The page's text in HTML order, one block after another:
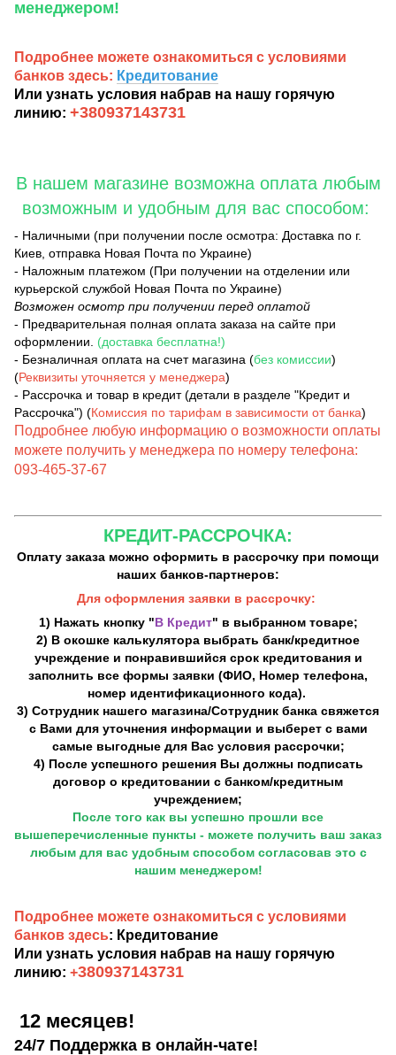
менеджером!
Подробнее можете ознакомиться с условиями
банков здесь: Кредитование
Или узнать условия набрав на нашу горячую
линию: +380937143731
В нашем магазине возможна оплата любым
возможным и удобным для вас способом:
- Наличными (при получении после осмотра: Доставка по г.
Киев, отправка Новая Почта по Украине)
- Наложным платежом (При получении на отделении или
курьерской службой Новая Почта по Украине)
Возможен осмотр при получении перед оплатой
- Предварительная полная оплата заказа на сайте при
оформлении. (доставка бесплатна!)
- Безналичная оплата на счет магазина (без комиссии)
(Реквизиты уточняется у менеджера)
- Рассрочка и товар в кредит (детали в разделе "Кредит и
Рассрочка") (Комиссия по тарифам в зависимости от банка)
Подробнее любую информацию о возможности оплаты
можете получить у менеджера по номеру телефона:
093-465-37-67
КРЕДИТ-РАССРОЧКА:
Оплату заказа можно оформить в рассрочку при помощи
наших банков-партнеров:
Для оформления заявки в рассрочку:
1) Нажать кнопку "В Кредит" в выбранном товаре;
2) В окошке калькулятора выбрать банк/кредитное
учреждение и понравившийся срок кредитования и
заполнить все формы заявки (ФИО, Номер телефона,
номер идентификационного кода).
3) Сотрудник нашего магазина/Сотрудник банка свяжется
с Вами для уточнения информации и выберет с вами
самые выгодные для Вас условия рассрочки;
4) После успешного решения Вы должны подписать
договор о кредитовании с банком/кредитным
учреждением;
После того как вы успешно прошли все
вышеперечисленные пункты - можете получить ваш заказ
любым для вас удобным способом согласовав это с
нашим менеджером!
Подробнее можете ознакомиться с условиями
банков здесь: Кредитование
Или узнать условия набрав на нашу горячую
линию: +380937143731
12 месяцев!
24/7 Поддержка в онлайн-чате!